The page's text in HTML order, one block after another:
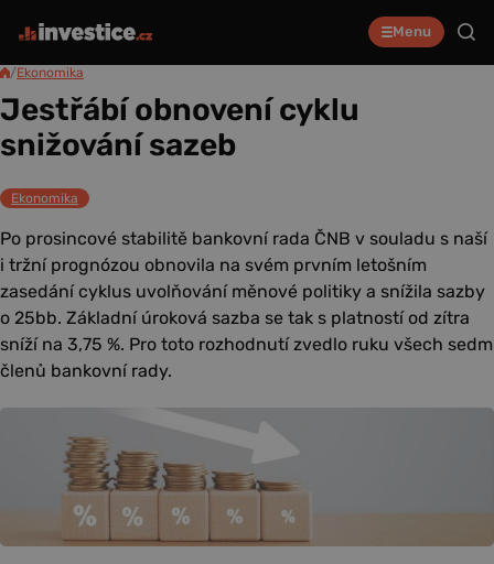
Menu
/Ekonomika
Jestřábí obnovení cyklu
snižování sazeb
Ekonomika
Po prosincové stabilitě bankovní rada ČNB v souladu s naší
i tržní prognózou obnovila na svém prvním letošním
zasedání cyklus uvolňování měnové politiky a snížila sazby
o 25bb. Základní úroková sazba se tak s platností od zítra
sníží na 3,75 %. Pro toto rozhodnutí zvedlo ruku všech sedm
členů bankovní rady.